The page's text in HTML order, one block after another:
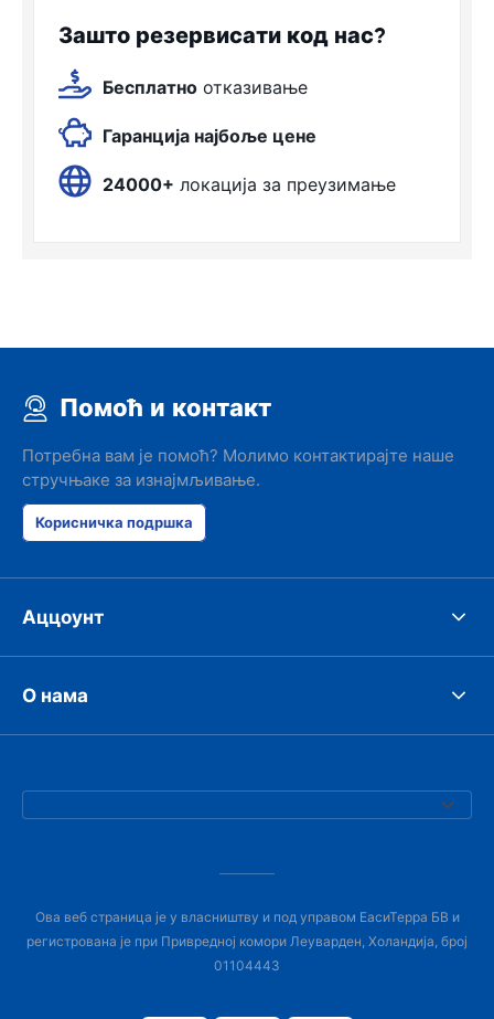
Зашто резервисати код нас?
Бесплатно отказивање
Гаранција најбоље цене
24000+ локација за преузимање
Помоћ и контакт
Потребна вам је помоћ? Молимо контактирајте наше
стручњаке за изнајмљивање.
Корисничка подршка
Аццоунт
О нама
Ова веб страница је у власништву и под управом ЕасиТерра БВ и
регистрована је при Привредној комори Леуварден, Холандија, број
01104443